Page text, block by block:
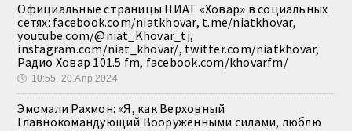
Официальные страницы НИАТ «Ховар» в социальных
сетях: facebook.com/niatkhovar, t.me/niatkhovar,
youtube.com/@niat_Khovar_tj,
instagram.com/niat_khovar/, twitter.com/niatkhovar,
Радио Ховар 101.5 fm, facebook.com/khovarfm/
🕔 10:55, 20.Апр 2024
Эмомали Рахмон: «Я, как Верховный
Главнокомандующий Вооружёнными силами, люблю